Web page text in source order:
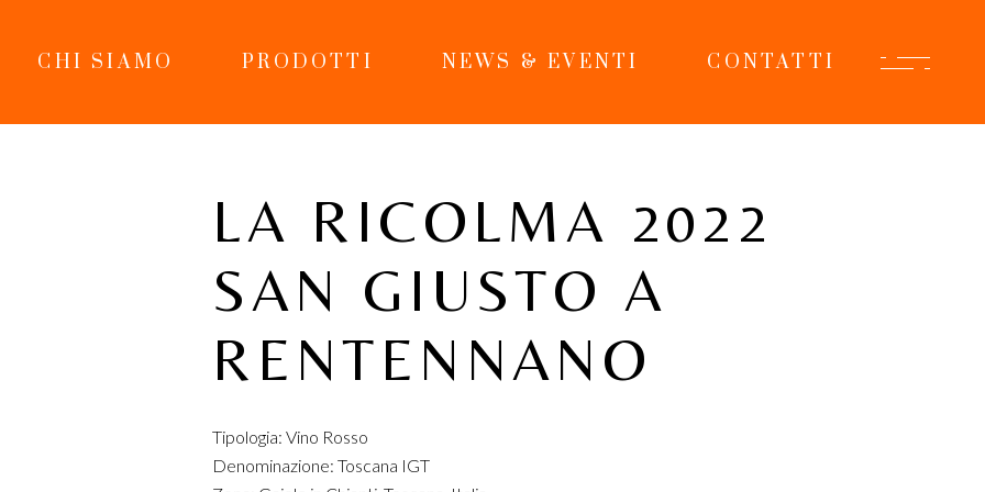
CHI SIAMO PRODOTTI NEWS & EVENTI CONTATTI
LA RICOLMA 2022
SAN GIUSTO A
RENTENNANO
Tipologia: Vino Rosso
Denominazione: Toscana IGT